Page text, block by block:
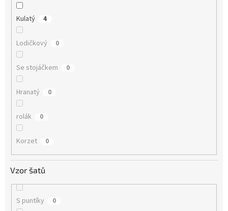
Kulatý 4
Lodičkový 0
Se stojáčkem 0
Hranatý 0
rolák 0
Korzet 0
Vzor šatů
S puntíky 0